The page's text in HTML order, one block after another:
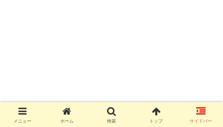
メニュー ホーム 検索 トップ サイドバー